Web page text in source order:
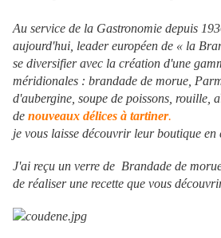
Au service de la Gastronomie depuis
aujourd'hui, leader européen de « la
se diversifier avec la création d'une
méridionales : brandade de morue,
d'aubergine, soupe de poissons, rouille,
de nouveaux délices à tartiner.
je vous laisse découvrir leur boutique
J'ai reçu un verre de Brandade de
de réaliser une recette que vous